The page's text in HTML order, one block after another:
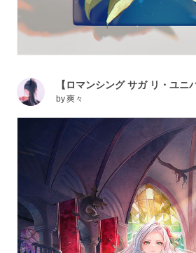
【ロマンシング サガ リ・ユニ
by爽々